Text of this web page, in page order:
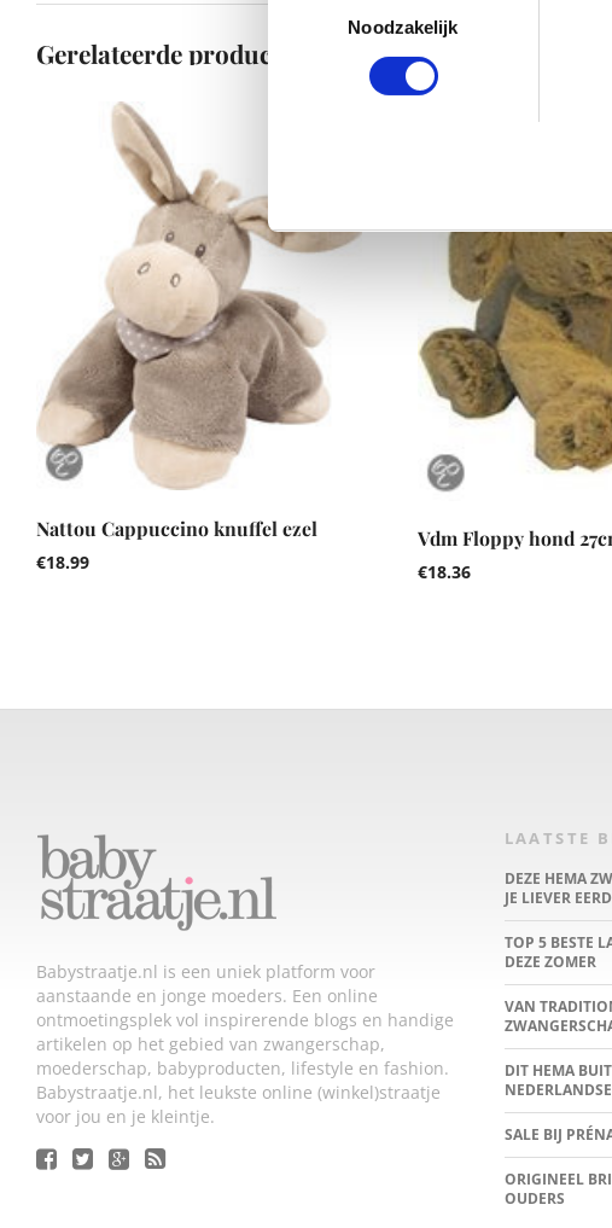
Noodzakelijk
Gerelateerde producten
Nattou Cappuccino knuffel ezel
€18.99
Vdm Floppy hond
€18.36
Babystraatje.nl is een uniek platform voor
aanstaande en jonge moeders. Een online
ontmoetingsplek vol inspirerende blogs en handige
artikelen op het gebied van zwangerschap,
moederschap, babyproducten, lifestyle en fashion.
Babystraatje.nl, het leukste online (winkel)straatje
voor jou en je kleintje.
LAATSTE
DEZE HEMA
JE LIEVER
TOP 5 BESTE
DEZE ZOMER
VAN
DIT HEMA
SALE BIJ
ORIGINEEL
OUDERS